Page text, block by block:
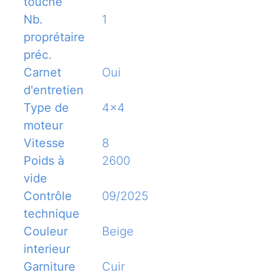
Nb.
proprétaire
préc.
1
Carnet
d'entretien
Oui
Type de
moteur
4x4
Vitesse
8
Poids à
vide
2600
Contrôle
technique
09/2025
Couleur
interieur
Beige
Garniture
Cuir